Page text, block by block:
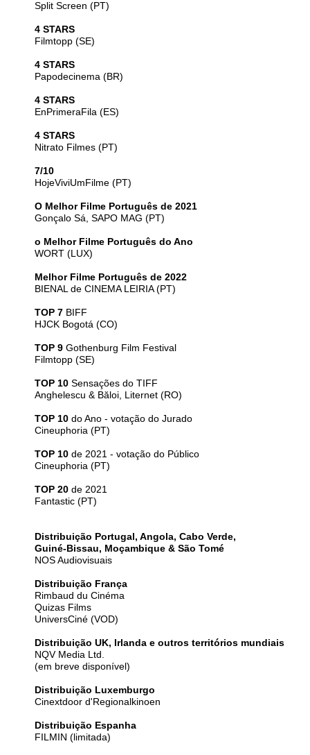
Split Screen (PT)
4 STARS
Filmtopp (SE)
4 STARS
Papodecinema (BR)
4 STARS
EnPrimeraFila (ES)
4 STARS
Nitrato Filmes (PT)
7/10
HojeViviUmFilme (PT)
O Melhor Filme Português de 2021
Gonçalo Sá, SAPO MAG (PT)
o Melhor Filme Português do Ano
WORT (LUX)
Melhor Filme Português de 2022
BIENAL de CINEMA LEIRIA (PT)
TOP 7 BIFF
HJCK Bogotá (CO)
TOP 9 Gothenburg Film Festival
Filmtopp (SE)
TOP 10 Sensações do TIFF
Anghelescu & Băloi, Liternet (RO)
TOP 10 do Ano - votação do Jurado
Cineuphoria (PT)
TOP 10 de 2021 - votação do Público
Cineuphoria (PT)
TOP 20 de 2021
Fantastic (PT)
Distribuição Portugal, Angola, Cabo Verde,
Guiné-Bissau, Moçambique & São Tomé
NOS Audiovisuais
Distribuição França
Rimbaud du Cinéma
Quizas Films
UniversCiné (VOD)
Distribuição UK, Irlanda e outros territórios mundiais
NQV Media Ltd.
(em breve disponível)
Distribuição Luxemburgo
Cinextdoor d'Regionalkinoen
Distribuição Espanha
FILMIN (limitada)